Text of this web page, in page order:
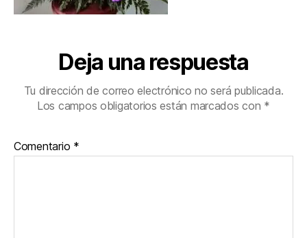
Deja una respuesta
Tu dirección de correo electrónico no será publicada.
Los campos obligatorios están marcados con *
Comentario *